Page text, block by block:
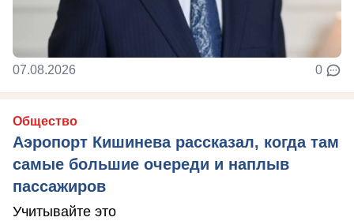
07.08.2026 0
Общество
Аэропорт Кишинева рассказал, когда там
самые большие очереди и наплыв
пассажиров
Учитывайте это